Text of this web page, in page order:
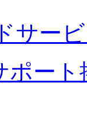
サー
ポート